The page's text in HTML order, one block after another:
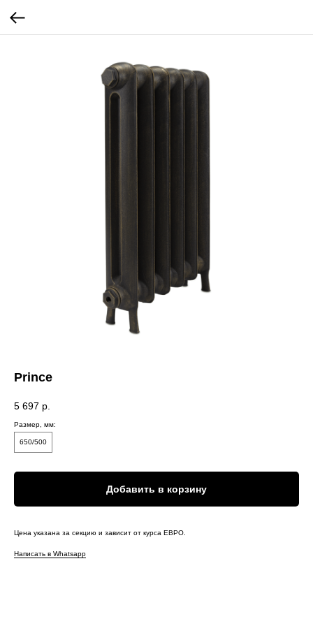
Prince
5 697 р.
Размер, мм:
650/500
Добавить в корзину
Цена указана за секцию и зависит от курса ЕВРО.
Написать в Whatsapp